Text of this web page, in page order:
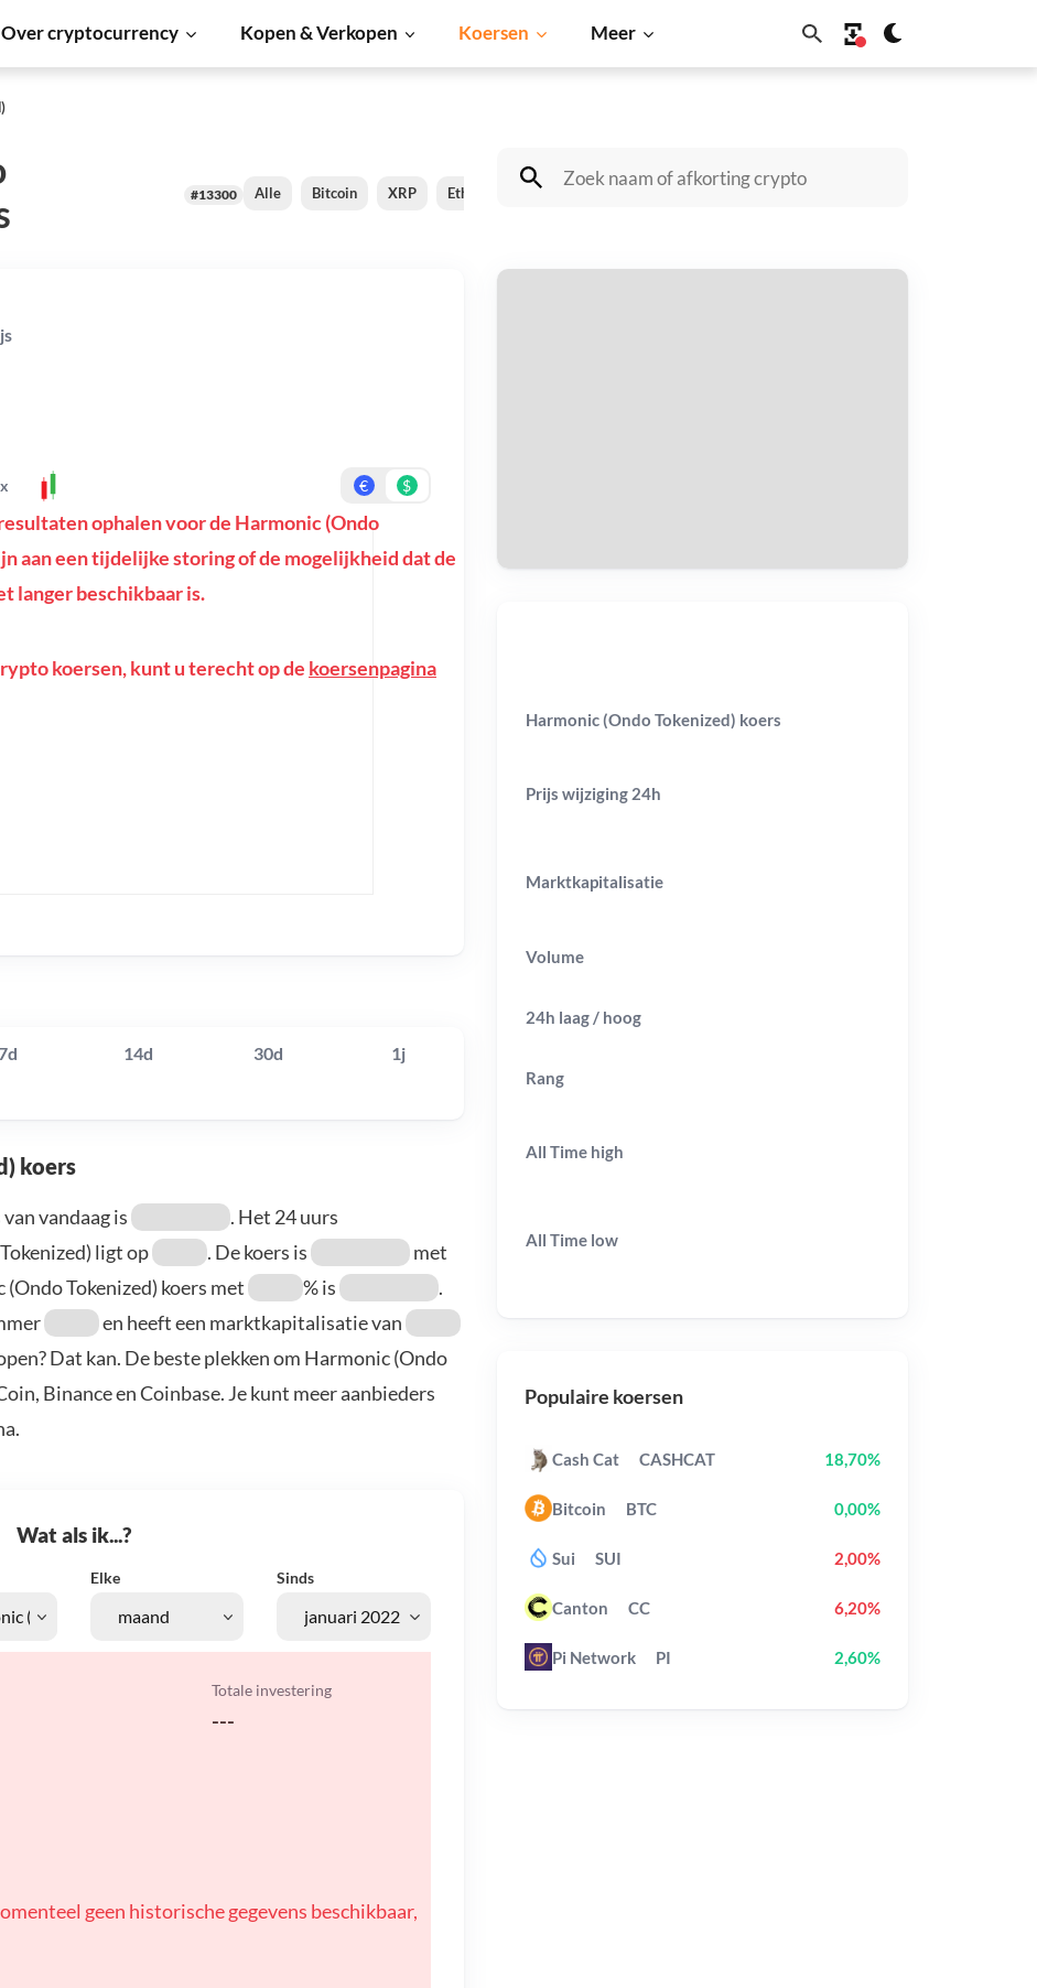
Over cryptocurrency Kopen & Verkopen Koersen Meer
#13300 Alle Bitcoin XRP Ethereum Cardano Dogecoin
€ $
ophalen voor de Harmonic (Ondo
aan een tijdelijke storing of de mogelijkheid dat de
langer beschikbaar is.
koersen, kunt u terecht op de koersenpagina
14d 30d 1j
koers
vandaag is
. Het 24 uurs
ligt op
. De koers is
met
Tokenized) koers met
% is
.
en heeft een marktkapitalisatie van
Dat kan. De beste plekken om Harmonic (Ondo
Binance en Coinbase. Je kunt meer aanbieders
Wat als ik...?
Elke Sinds
Totale investering
---
geen historische gegevens beschikbaar,
Harmonic (Ondo Tokenized) koers
Prijs wijziging 24h
Marktkapitalisatie
Volume
24h laag / hoog
Rang
All Time high
All Time low
Populaire koersen
Cash Cat CASHCAT 18,70%
Bitcoin BTC 0,00%
Sui SUI 2,00%
Canton CC 6,20%
Pi Network PI 2,60%